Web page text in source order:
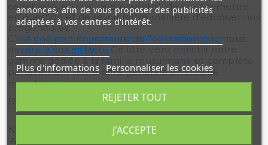
capable(s), en tant que parent(s), de nous remettre
en question et de revoir notre manière d’éduquer nos
progénitures.
C’est une part importante de l’éducation que nous
devons à nos enfants. Ce titre vient enrichir notre
famille musulmane
parfaitement notre offre générale enlibrairie
musulmane.
Dr ‘Abd al-Karîm Bakkâr :
Né à Hums (Syrie) en 1951,
annonces, afin de vous proposer des publicités
adaptées à vos centres d'intérêt.
site de Google concernant la confidentialité et les
conditions d'utilisation
Plus d'informations Personnaliser les cookies
REJETER TOUT
J'ACCEPTE